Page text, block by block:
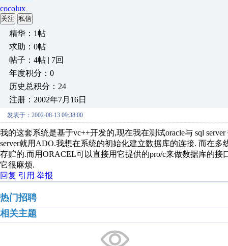
cocolux
关注 私信
精华：1帖
求助：0帖
帖子：4帖 | 7回
年度积分：0
历史总积分：24
注册：2002年7月16日
发表于：2002-08-13 09:38:00
我的这套系统是基于vc++开发的,现在我在测试oracle与 sql
server就用ADO.我想在系统的初始化建立数据库的连接. 而在
存贮的.而用ORACEL可以直接用它提供的pro/c来做数据库的
它很麻烦.
回复 引用 举报
热门招聘
相关主题